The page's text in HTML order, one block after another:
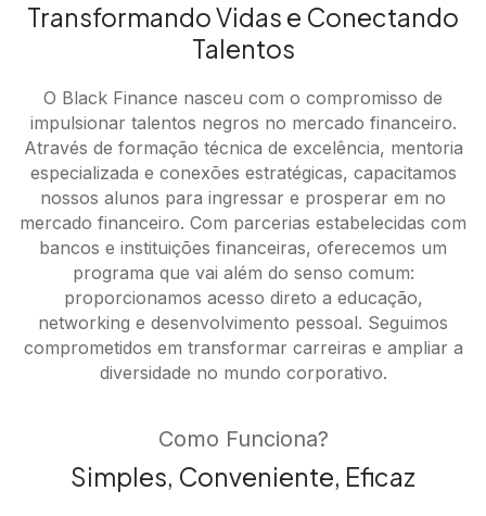
Transformando Vidas e Conectando
Talentos
O Black Finance nasceu com o compromisso de
impulsionar talentos negros no mercado financeiro.
Através de formação técnica de excelência, mentoria
especializada e conexões estratégicas, capacitamos
nossos alunos para ingressar e prosperar em no
mercado financeiro. Com parcerias estabelecidas com
bancos e instituições financeiras, oferecemos um
programa que vai além do senso comum:
proporcionamos acesso direto a educação,
networking e desenvolvimento pessoal. Seguimos
comprometidos em transformar carreiras e ampliar a
diversidade no mundo corporativo.
Como Funciona?
Simples, Conveniente, Eficaz